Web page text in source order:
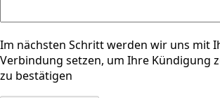
Im nächsten Schritt werden wir uns mit
Verbindung setzen, um Ihre Kündigung
zu bestätigen